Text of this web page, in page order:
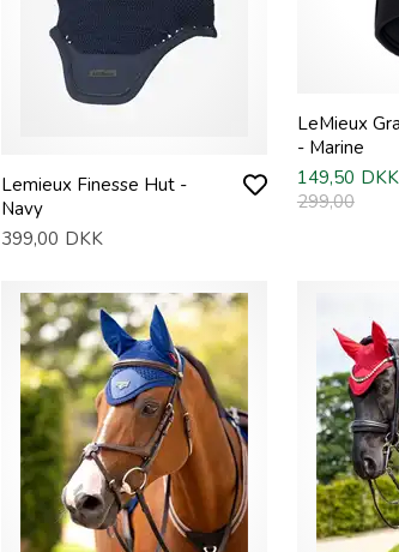
Lemieux Finesse Hut -
Navy
399,00 DKK
LeMieux
- Marine
149,50 DKK
299,00